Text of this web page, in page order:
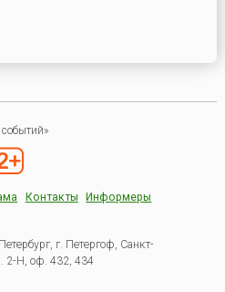
Контакты Информеры
г. Петергоф, Санкт-
2-Н, оф. 432, 434